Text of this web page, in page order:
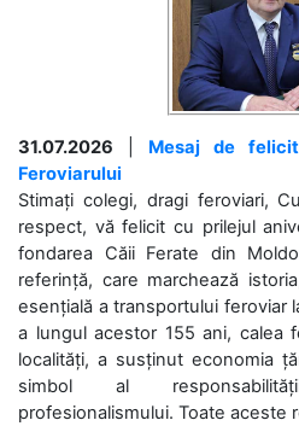
31.07.2026
Mesaj de
Feroviarului
Stimați colegi, dragi feroviari,
respect, vă felicit cu prilejul
fondarea Căii Ferate din
referință, care marchează
esențială a transportului feroviar
a lungul acestor 155 ani, calea
localități, a susținut economia
simbol al
profesionalismului. Toate aceste